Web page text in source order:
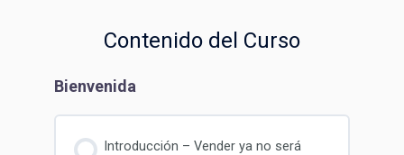
Contenido del Curso
Bienvenida
Introducción – Vender ya no será